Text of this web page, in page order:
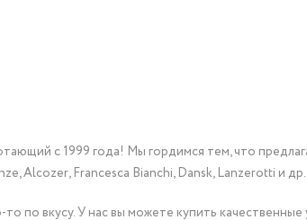
с 1999 года! Мы гордимся тем, что
Alcozer, Francesca Bianchi, Dansk, Lanzerotti и др.
по вкусу. У нас вы можете купить